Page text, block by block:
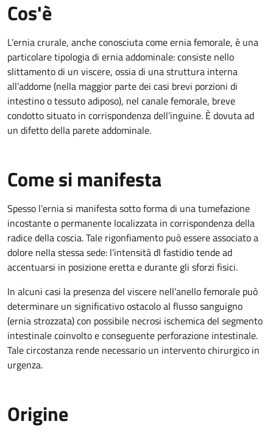
Cos'è
L’ernia crurale, anche conosciuta come ernia femorale, è una
particolare tipologia di ernia addominale: consiste nello
slittamento di un viscere, ossia di una struttura interna
all’addome (nella maggior parte dei casi brevi porzioni di
intestino o tessuto adiposo), nel canale femorale, breve
condotto situato in corrispondenza dell’inguine. È dovuta ad
un difetto della parete addominale.
Come si manifesta
Spesso l’ernia si manifesta sotto forma di una tumefazione
incostante o permanente localizzata in corrispondenza della
radice della coscia. Tale rigonfiamento può essere associato a
dolore nella stessa sede: l’intensità dl fastidio tende ad
accentuarsi in posizione eretta e durante gli sforzi fisici.
In alcuni casi la presenza del viscere nell’anello femorale può
determinare un significativo ostacolo al flusso sanguigno
(ernia strozzata) con possibile necrosi ischemica del segmento
intestinale coinvolto e conseguente perforazione intestinale.
Tale circostanza rende necessario un intervento chirurgico in
urgenza.
Origine